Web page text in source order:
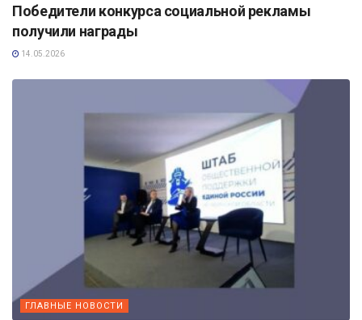
Победители конкурса социальной рекламы
получили награды
14.05.2026
ГЛАВНЫЕ НОВОСТИ